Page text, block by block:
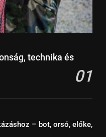
technika és
01
– bot, orsó, előke,